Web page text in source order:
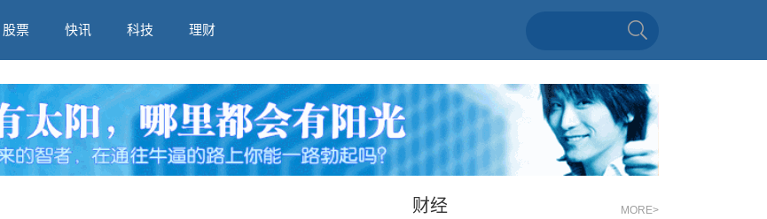
股票 快讯 科技 理财
财经 MORE>